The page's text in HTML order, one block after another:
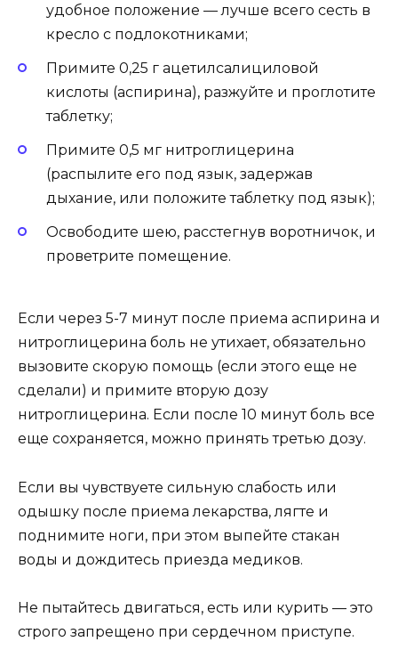
удобное положение — лучше всего сесть в
кресло с подлокотниками;
Примите 0,25 г ацетилсалициловой
кислоты (аспирина), разжуйте и проглотите
таблетку;
Примите 0,5 мг нитроглицерина
(распылите его под язык, задержав
дыхание, или положите таблетку под язык);
Освободите шею, расстегнув воротничок, и
проветрите помещение.
Если через 5-7 минут после приема аспирина и
нитроглицерина боль не утихает, обязательно
вызовите скорую помощь (если этого еще не
сделали) и примите вторую дозу
нитроглицерина. Если после 10 минут боль все
еще сохраняется, можно принять третью дозу.
Если вы чувствуете сильную слабость или
одышку после приема лекарства, лягте и
поднимите ноги, при этом выпейте стакан
воды и дождитесь приезда медиков.
Не пытайтесь двигаться, есть или курить — это
строго запрещено при сердечном приступе.